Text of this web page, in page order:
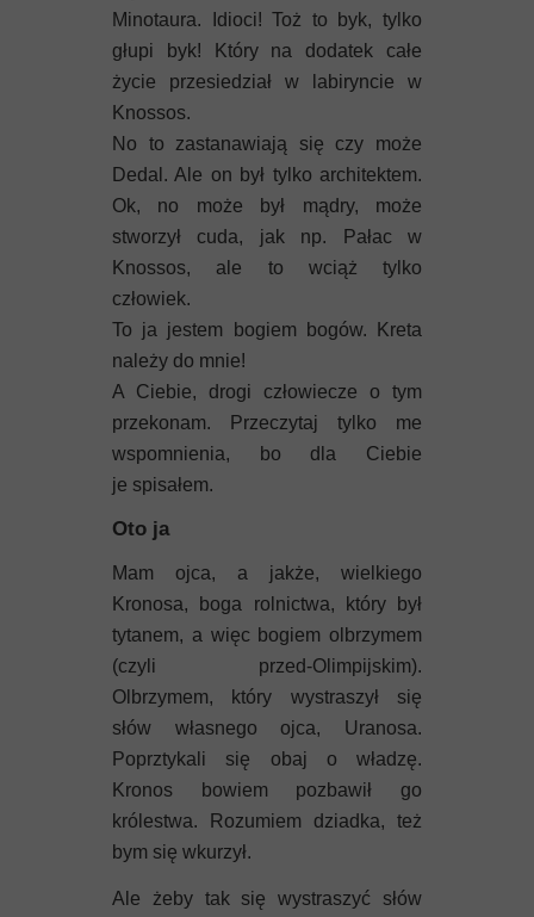
Minotaura. Idioci! Toż to byk, tylko
głupi byk! Który na dodatek całe
życie przesiedział w labiryncie w
Knossos.
No to zastanawiają się czy może
Dedal. Ale on był tylko architektem.
Ok, no może był mądry, może
stworzył cuda, jak np. Pałac w
Knossos, ale to wciąż tylko
człowiek.
To ja jestem bogiem bogów. Kreta
należy do mnie!
A Ciebie, drogi człowiecze o tym
przekonam. Przeczytaj tylko me
wspomnienia, bo dla Ciebie
je spisałem.
Oto ja
Mam ojca, a jakże, wielkiego
Kronosa, boga rolnictwa, który był
tytanem, a więc bogiem olbrzymem
(czyli przed-Olimpijskim).
Olbrzymem, który wystraszył się
słów własnego ojca, Uranosa.
Poprztykali się obaj o władzę.
Kronos bowiem pozbawił go
królestwa. Rozumiem dziadka, też
bym się wkurzył.
Ale żeby tak się wystraszyć słów